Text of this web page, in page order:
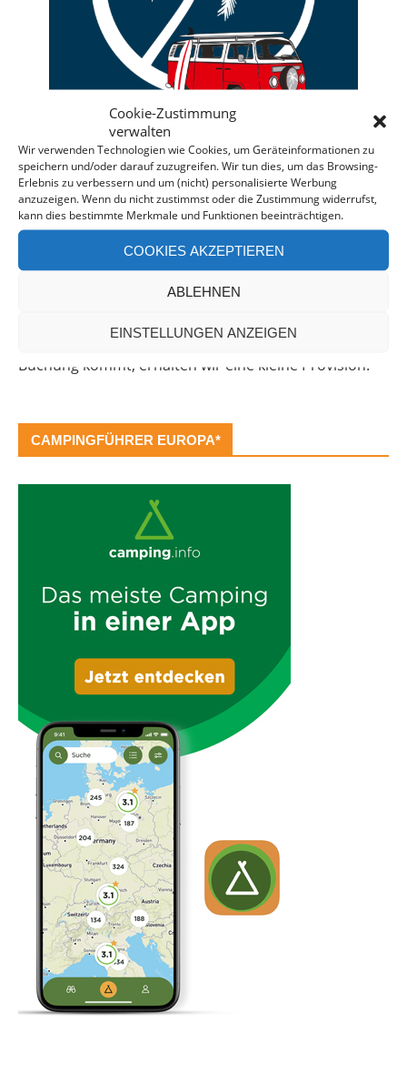
Cookie-Zustimmung
verwalten
Wir verwenden Technologien wie Cookies, um Geräteinformationen zu
speichern und/oder darauf zuzugreifen. Wir tun dies, um das Browsing-
Erlebnis zu verbessern und um (nicht) personalisierte Werbung
anzuzeigen. Wenn du nicht zustimmst oder die Zustimmung widerrufst,
kann dies bestimmte Merkmale und Funktionen beeinträchtigen.
COOKIES AKZEPTIEREN
ABLEHNEN
EINSTELLUNGEN ANZEIGEN
Deine individuelle Beratung bei der Campermiete
in Deutschland und Europa.
Bei einer Anfrage über diesen Banner erhältst Du
Rabatt!*
unverbindlich und kostenlos. Falls es zu einer
Buchung kommt, erhalten wir eine kleine Provision.
CAMPINGFÜHRER EUROPA*